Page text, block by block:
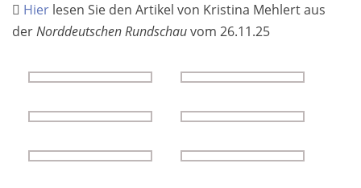
Hier lesen Sie den Artikel von Kristina Mehlert aus
derNorddeutschen Rundschauvom 26.11.25